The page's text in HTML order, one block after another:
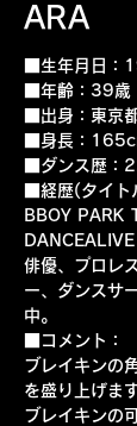
ARA
■生年月日：
■年齢：39歳
■出身：東京
■身長：
■ダンス歴：
■経歴(タイト
BBOY PARK
俳優、プロレ
ー、ダンスサ
中。
■コメント：
ブレイキンの
を盛り上げま
ブレイキンの